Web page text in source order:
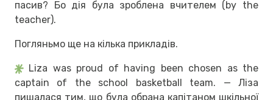
пасив? Бо дія була зроблена вчителем (by the
teacher).
Погляньмо ще на кілька прикладів.
Liza was proud of having been chosen as the
captain of the school basketball team. — Ліза
пишалася тим, що була обрана капітаном шкільної